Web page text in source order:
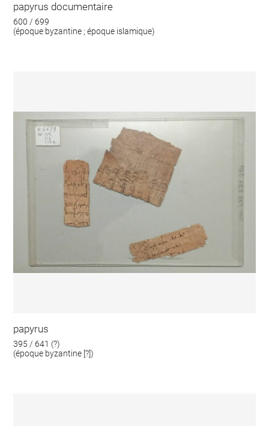
papyrus documentaire
600 / 699
(époque byzantine ; époque islamique)
papyrus
395 / 641 (?)
(époque byzantine [?])